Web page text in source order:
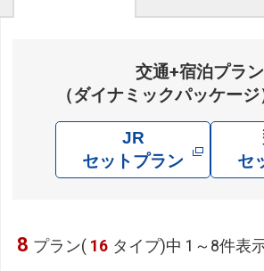
交通+宿泊プラン
（ダイナミックパッケー
JR
セットプラン
セ
8 プラン( 16 タイプ)中 1～8件表